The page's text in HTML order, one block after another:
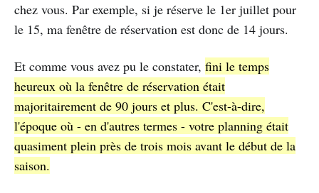
chez vous. Par exemple, si je réserve le 1er juillet pour
le 15, ma fenêtre de réservation est donc de 14 jours.
Et comme vous avez pu le constater, fini le temps
heureux où la fenêtre de réservation était
majoritairement de 90 jours et plus. C'est-à-dire,
l'époque où - en d'autres termes - votre planning était
quasiment plein près de trois mois avant le début de la
saison.